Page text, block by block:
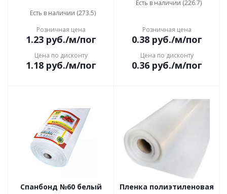
Есть в наличии (273.5)
Розничная цена
1.23руб./м/пог
Цена по дисконту
1.18руб./м/пог
Есть в наличии (226.7)
Розничная цена
0.38руб./м/пог
Цена по дисконту
0.36руб./м/пог
Спанбонд №60 белый
Пленка полиэтиленовая